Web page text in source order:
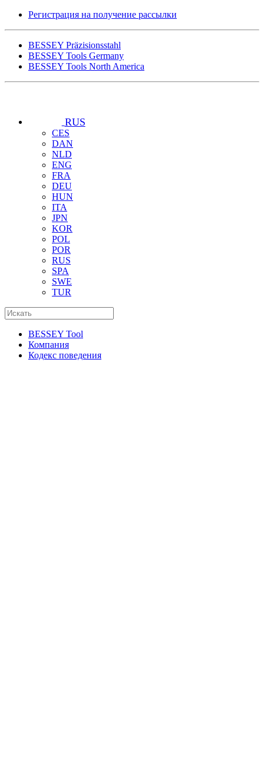
Регистрация на получение рассылки
BESSEY Präzisionsstahl
BESSEY Tools Germany
BESSEY Tools North America
RUS
CES
DAN
NLD
ENG
FRA
DEU
HUN
ITA
JPN
KOR
POL
POR
RUS
SPA
SWE
TUR
BESSEY Tool
Компания
Кодекс поведения